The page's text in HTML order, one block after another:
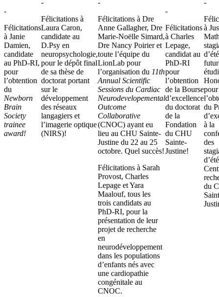
-
Félicitations
à Janie
Damien,
candidate
au PhD-RI,
pour
l’obtention
du
Newborn
Brain
Society
trainee
award!
-
Félicitations à
Laura Caron,
candidate au
D.Psy en
neuropsychologie,
pour le dépôt final
de sa thèse de
doctorat portant
sur le
développement
des réseaux
langagiers et
l’imagerie optique
(NIRS)!
-
Félicitations à Dre
Anne Gallagher, Dre
Marie-Noëlle Simard,
Dre Nancy Poirier et
toute l’équipe du
LionLab pour
l’organisation du 11th
Annual Scientific
Sessions du Cardiac
Neurodevelopemental
Outcome
Collaborative
(CNOC) ayant eu
lieu au CHU Sainte-
Justine du 22 au 25
octobre. Quel succès!
Félicitations à Sarah
Provost, Charles
Lepage et Yara
Maalouf, tous les
trois candidats au
PhD-RI, pour la
présentation de leur
projet de recherche
en
neurodéveloppement
dans les populations
d’enfants nés avec
une cardiopathie
congénitale au
CNOC.
-
Félicitations
à Charles
Lepage,
candidat au
PhD-RI
pour
l’obtention
de la Bourse
d’excellence
du doctorat
de la
Fondation
du CHU
Sainte-
Justine!
-
à
pour
du
à la
des
du